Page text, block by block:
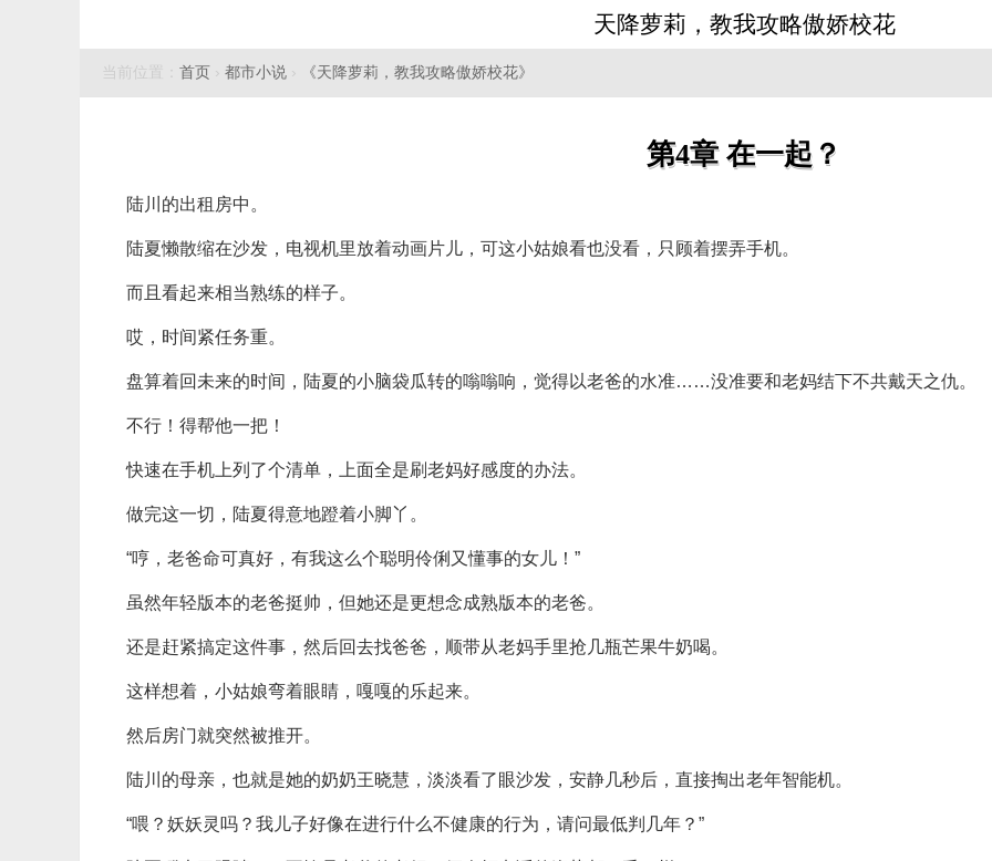
天降萝莉，教我攻略傲娇校花
当前位置： 首页 › 都市小说 › 《天降萝莉，教我攻略傲娇校花》
第4章 在一起？
陆川的出租房中。
陆夏懒散缩在沙发，电视机里放着动画片儿，可这小姑娘看也没看，只顾着摆弄手机。
而且看起来相当熟练的样子。
哎，时间紧任务重。
盘算着回未来的时间，陆夏的小脑袋瓜转的嗡嗡响，觉得以老爸的水准……没准要和老妈结下不共戴天之仇。
不行！得帮他一把！
快速在手机上列了个清单，上面全是刷老妈好感度的办法。
做完这一切，陆夏得意地蹬着小脚丫。
“哼，老爸命可真好，有我这么个聪明伶俐又懂事的女儿！”
虽然年轻版本的老爸挺帅，但她还是更想念成熟版本的老爸。
还是赶紧搞定这件事，然后回去找爸爸，顺带从老妈手里抢几瓶芒果牛奶喝。
这样想着，小姑娘弯着眼睛，嘎嘎的乐起来。
然后房门就突然被推开。
陆川的母亲，也就是她的奶奶王晓慧，淡淡看了眼沙发，安静几秒后，直接掏出老年智能机。
“喂？妖妖灵吗？我儿子好像在进行什么不健康的行为，请问最低判几年？”